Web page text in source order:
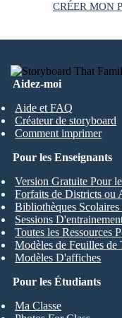
CRÉER MON
Aidez-moi
Aide et FAQ
Créateur de storyboard
Comment imprimer
Pour les Étudiants
Ma Classe
Pour les Enseignants
Version Gratuite Pour
Forfaits de Districts ou
Bibliothèques Scolaires
Sessions
Toutes les Ressources
Modèles de Feuilles de
Modèles D'affiches